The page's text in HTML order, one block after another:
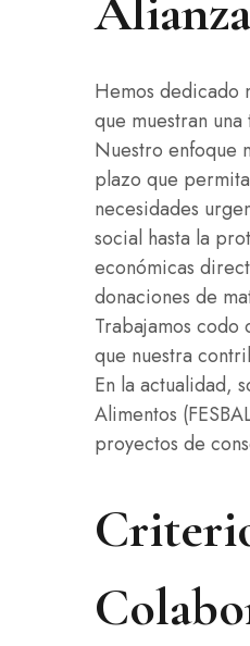
Hemos dedicado
que muestran
Nuestro enfoque
plazo que
necesidades
social hasta la
económicas
donaciones de
Trabajamos
que nuestra
En la actualidad,
Alimentos
proyectos de